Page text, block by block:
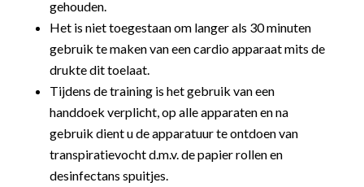
gehouden.
Het is niet toegestaan om langer als 30 minuten
gebruik te maken van een cardio apparaat mits de
drukte dit toelaat.
Tijdens de training is het gebruik van een
handdoek verplicht, op alle apparaten en na
gebruik dient u de apparatuur te ontdoen van
transpiratievocht d.m.v. de papier rollen en
desinfectans spuitjes.